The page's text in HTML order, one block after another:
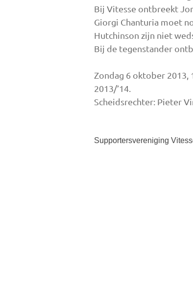
Bij Vitesse ontbreekt
Giorgi Chanturia moet
Hutchinson zijn niet
Bij de tegenstander
Zondag 6 oktober 2013,
2013/’14.
Scheidsrechter: Pieter
Supportersvereniging